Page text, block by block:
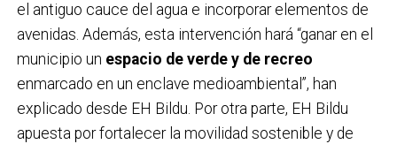
el antiguo cauce del agua e incorporar elementos de
avenidas. Además, esta intervención hará “ganar en el
municipio un espacio de verde y de recreo
enmarcado en un enclave medioambiental”, han
explicado desde EH Bildu. Por otra parte, EH Bildu
apuesta por fortalecer la movilidad sostenible y de